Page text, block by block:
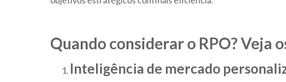
Quando considerar o RPO? Veja
Inteligência de mercado